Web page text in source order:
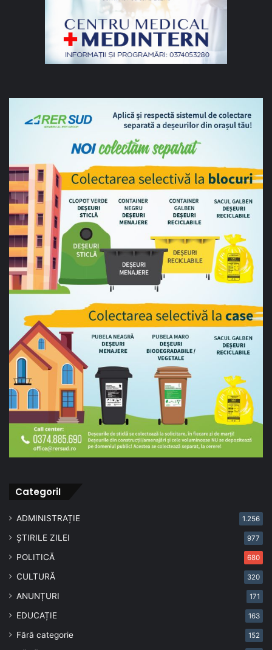
CategoriI
ADMINISTRAȚIE 1.256
ȘTIRILE ZILEI 977
POLITICĂ 680
CULTURĂ 320
ANUNȚURI 171
EDUCAȚIE 163
Fără categorie 152